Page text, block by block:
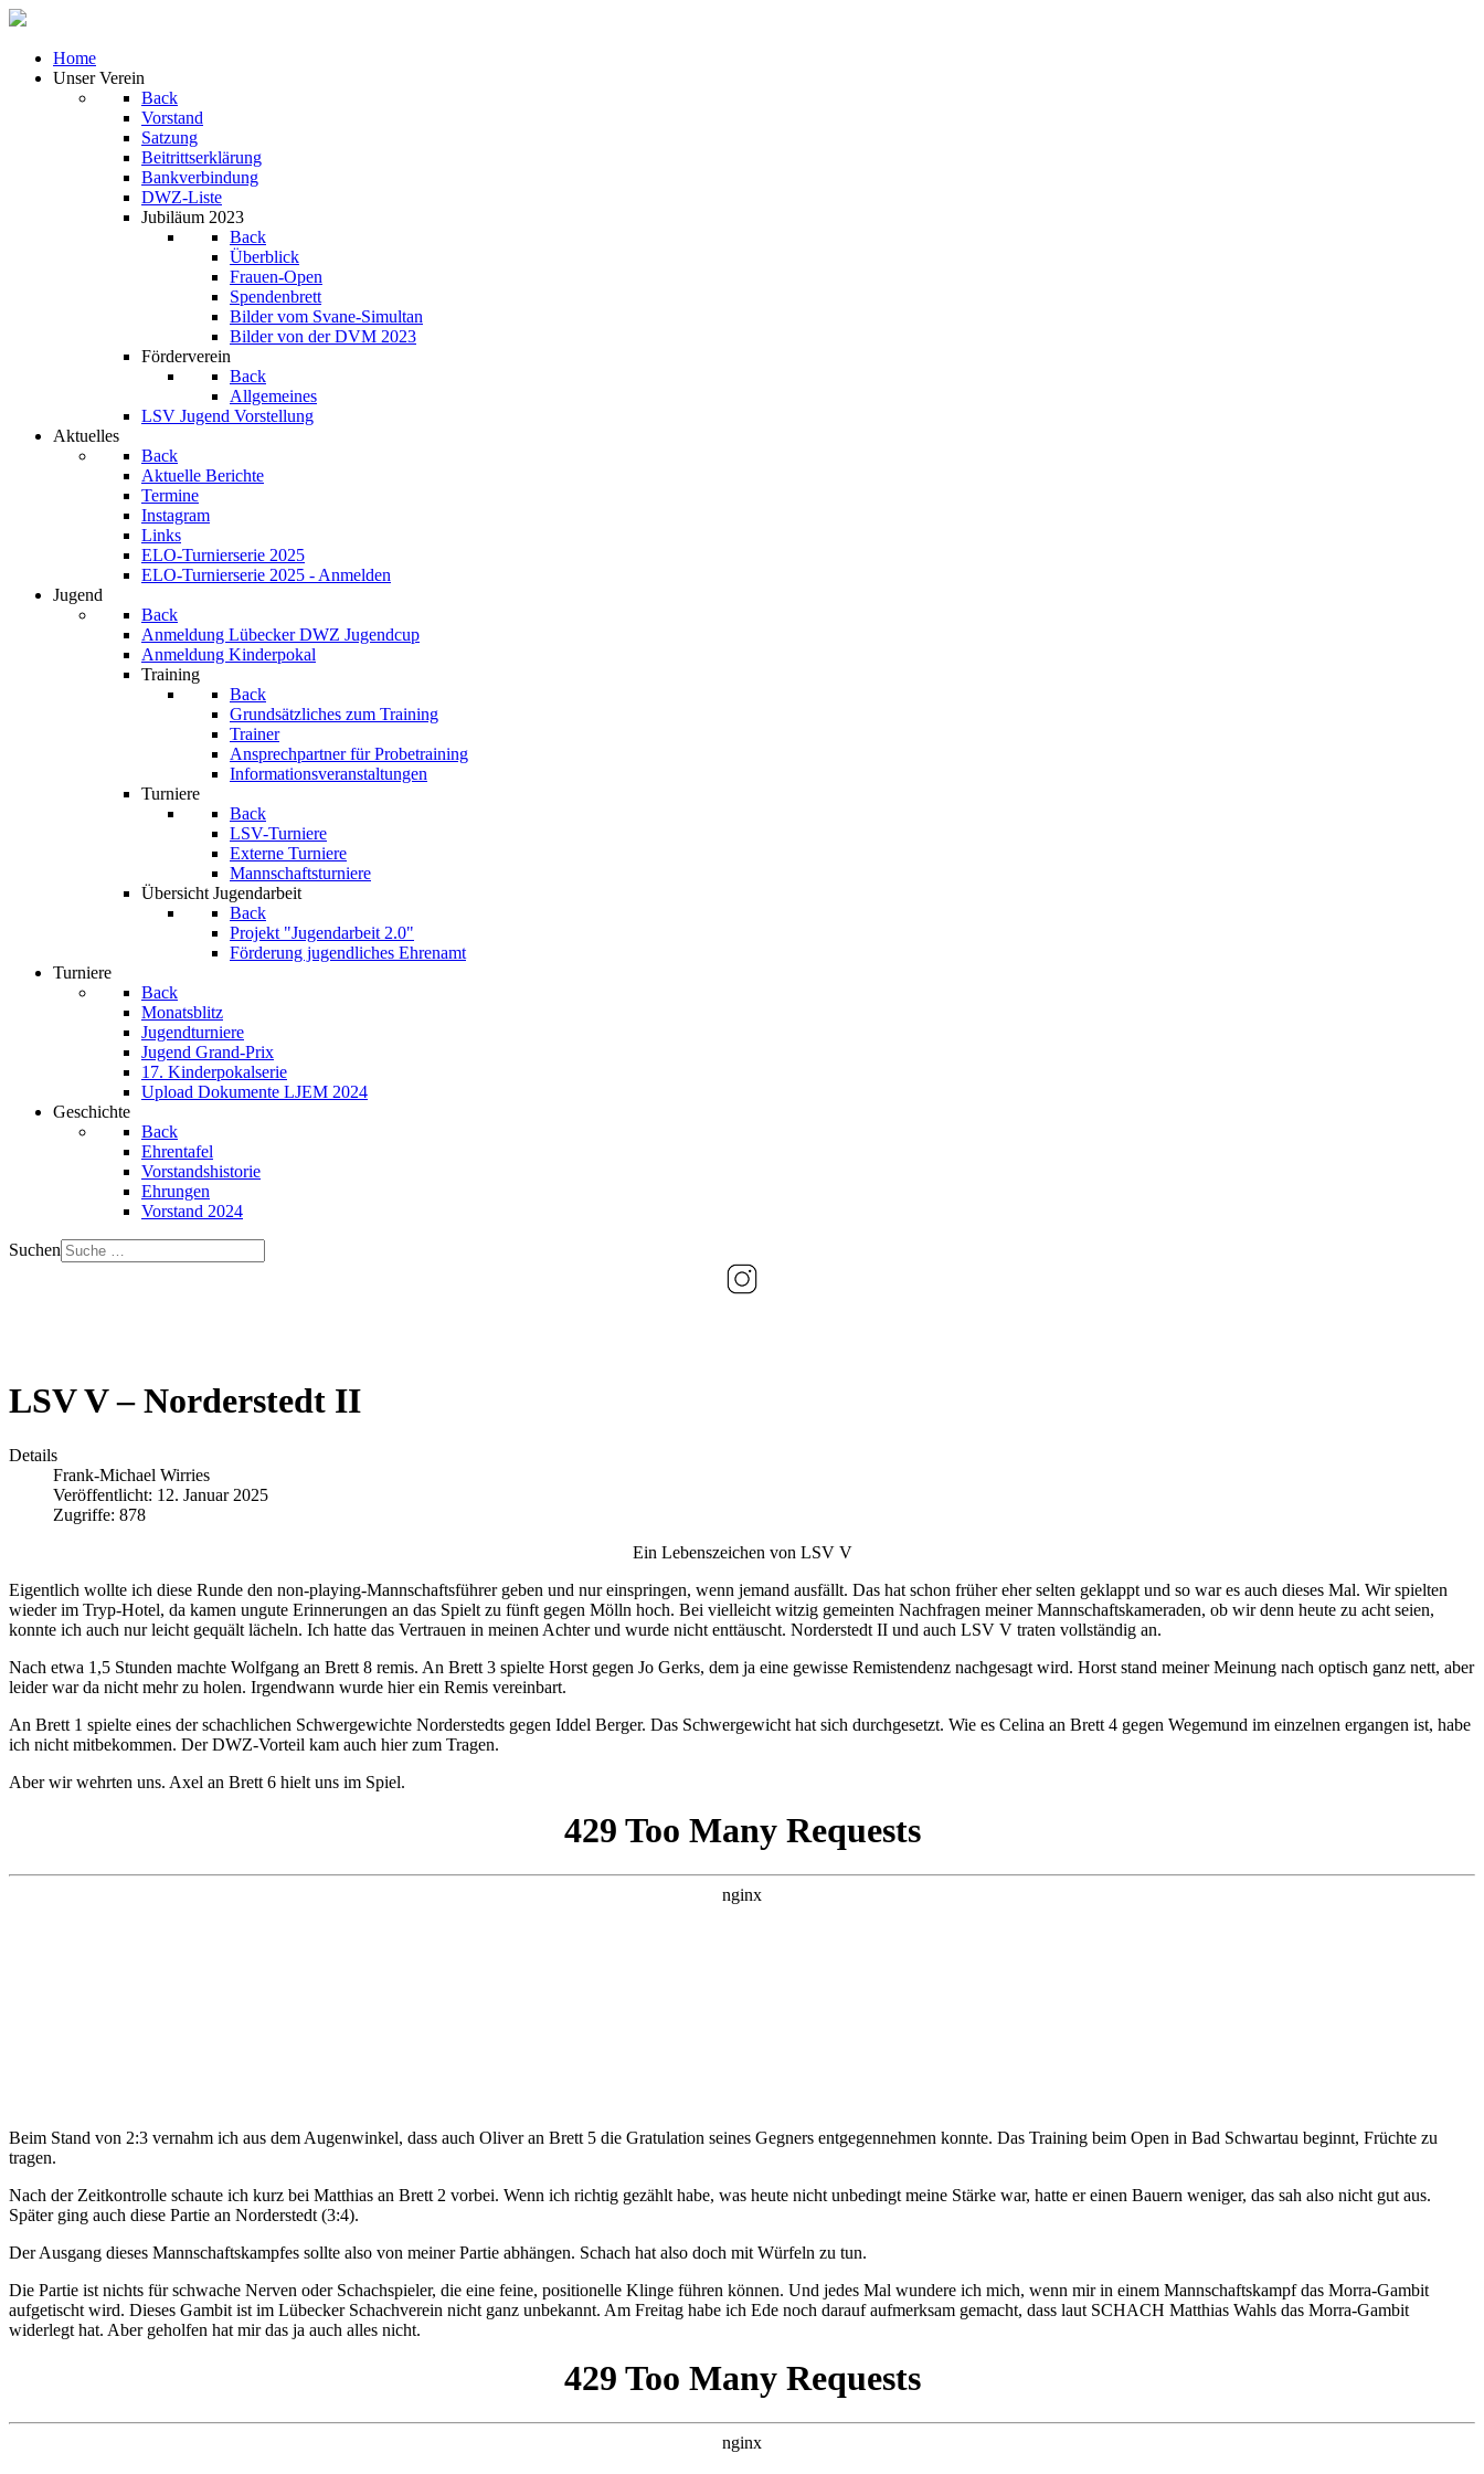
Home
Unser Verein
Back
Vorstand
Satzung
Beitrittserklärung
Bankverbindung
DWZ-Liste
Jubiläum 2023
Back
Überblick
Frauen-Open
Spendenbrett
Bilder vom Svane-Simultan
Bilder von der DVM 2023
Förderverein
Back
Allgemeines
LSV Jugend Vorstellung
Aktuelles
Back
Aktuelle Berichte
Termine
Instagram
Links
ELO-Turnierserie 2025
ELO-Turnierserie 2025 - Anmelden
Jugend
Back
Anmeldung Lübecker DWZ Jugendcup
Anmeldung Kinderpokal
Training
Back
Grundsätzliches zum Training
Trainer
Ansprechpartner für Probetraining
Informationsveranstaltungen
Turniere
Back
LSV-Turniere
Externe Turniere
Mannschaftsturniere
Übersicht Jugendarbeit
Back
Projekt "Jugendarbeit 2.0"
Förderung jugendliches Ehrenamt
Turniere
Back
Monatsblitz
Jugendturniere
Jugend Grand-Prix
17. Kinderpokalserie
Upload Dokumente LJEM 2024
Geschichte
Back
Ehrentafel
Vorstandshistorie
Ehrungen
Vorstand 2024
Suchen
LSV V – Norderstedt II
Details
Frank-Michael Wirries
Veröffentlicht: 12. Januar 2025
Zugriffe: 878
Ein Lebenszeichen von LSV V
Eigentlich wollte ich diese Runde den non-playing-Mannschaftsführer geben und nur einspringen, wenn jemand ausfällt. Das hat schon früher eher selten geklappt und so war es auch dieses Mal. Wir spielten
wieder im Tryp-Hotel, da kamen ungute Erinnerungen an das Spielt zu fünft gegen Mölln hoch. Bei vielleicht witzig gemeinten Nachfragen meiner Mannschaftskameraden, ob wir denn heute zu acht seien,
konnte ich auch nur leicht gequält lächeln. Ich hatte das Vertrauen in meinen Achter und wurde nicht enttäuscht. Norderstedt II und auch LSV V traten vollständig an.
Nach etwa 1,5 Stunden machte Wolfgang an Brett 8 remis. An Brett 3 spielte Horst gegen Jo Gerks, dem ja eine gewisse Remistendenz nachgesagt wird. Horst stand meiner Meinung nach optisch ganz nett, aber
leider war da nicht mehr zu holen. Irgendwann wurde hier ein Remis vereinbart.
An Brett 1 spielte eines der schachlichen Schwergewichte Norderstedts gegen Iddel Berger. Das Schwergewicht hat sich durchgesetzt. Wie es Celina an Brett 4 gegen Wegemund im einzelnen ergangen ist, habe
ich nicht mitbekommen. Der DWZ-Vorteil kam auch hier zum Tragen.
Aber wir wehrten uns. Axel an Brett 6 hielt uns im Spiel.
Beim Stand von 2:3 vernahm ich aus dem Augenwinkel, dass auch Oliver an Brett 5 die Gratulation seines Gegners entgegennehmen konnte. Das Training beim Open in Bad Schwartau beginnt, Früchte zu
tragen.
Nach der Zeitkontrolle schaute ich kurz bei Matthias an Brett 2 vorbei. Wenn ich richtig gezählt habe, was heute nicht unbedingt meine Stärke war, hatte er einen Bauern weniger, das sah also nicht gut aus.
Später ging auch diese Partie an Norderstedt (3:4).
Der Ausgang dieses Mannschaftskampfes sollte also von meiner Partie abhängen. Schach hat also doch mit Würfeln zu tun.
Die Partie ist nichts für schwache Nerven oder Schachspieler, die eine feine, positionelle Klinge führen können. Und jedes Mal wundere ich mich, wenn mir in einem Mannschaftskampf das Morra-Gambit
aufgetischt wird. Dieses Gambit ist im Lübecker Schachverein nicht ganz unbekannt. Am Freitag habe ich Ede noch darauf aufmerksam gemacht, dass laut SCHACH Matthias Wahls das Morra-Gambit
widerlegt hat. Aber geholfen hat mir das ja auch alles nicht.